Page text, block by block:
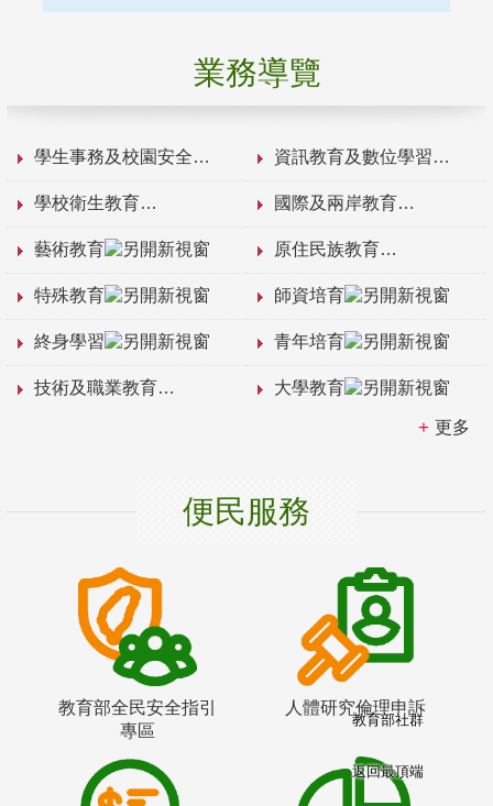
業務導覽
學生事務及校園安全 資訊教育及數位學習
學校衛生教育 國際及兩岸教育
藝術教育 原住民族教育
特殊教育 師資培育
終身學習 青年培育
技術及職業教育 大學教育
更多
便民服務
教育部全民安全指引
專區
人體研究倫理申訴
教育部社群
返回最頂端